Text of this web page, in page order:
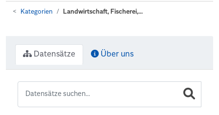
Kategorien Landwirtschaft, Fischerei,...
Datensätze Über uns